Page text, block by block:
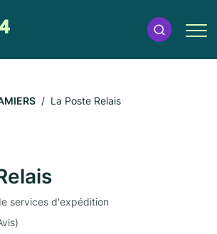
La Poste Relais
services d'expédition